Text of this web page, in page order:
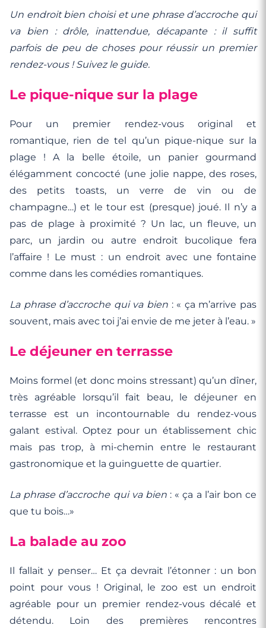
Un endroit bien choisi et une phrase d’accroche qui
va bien : drôle, inattendue, décapante : il suffit
parfois de peu de choses pour réussir un premier
rendez-vous ! Suivez le guide.
Le pique-nique sur la plage
Pour un premier rendez-vous original et
romantique, rien de tel qu’un pique-nique sur la
plage ! A la belle étoile, un panier gourmand
élégamment concocté (une jolie nappe, des roses,
des petits toasts, un verre de vin ou de
champagne…) et le tour est (presque) joué. Il n’y a
pas de plage à proximité ? Un lac, un fleuve, un
parc, un jardin ou autre endroit bucolique fera
l’affaire ! Le must : un endroit avec une fontaine
comme dans les comédies romantiques.
La phrase d’accroche qui va bien : « ça m’arrive pas
souvent, mais avec toi j’ai envie de me jeter à l’eau. »
Le déjeuner en terrasse
Moins formel (et donc moins stressant) qu’un dîner,
très agréable lorsqu’il fait beau, le déjeuner en
terrasse est un incontournable du rendez-vous
galant estival. Optez pour un établissement chic
mais pas trop, à mi-chemin entre le restaurant
gastronomique et la guinguette de quartier.
La phrase d’accroche qui va bien: « ça a l’air bon ce
que tu bois…»
La balade au zoo
Il fallait y penser… Et ça devrait l’étonner : un bon
point pour vous ! Original, le zoo est un endroit
agréable pour un premier rendez-vous décalé et
détendu. Loin des premières rencontres